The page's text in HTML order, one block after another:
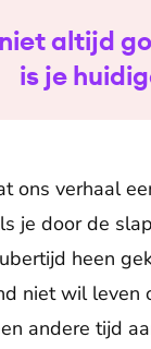
altijd
is je
ons verhaal
je door de
heen
niet wil
andere tijd